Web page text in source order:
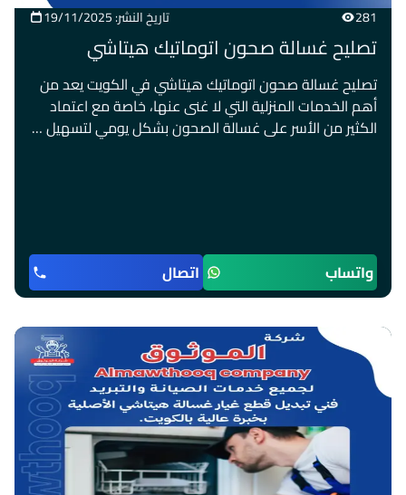
281 تاريخ النشر: 19/11/2025
تصليح غسالة صحون اتوماتيك هيتاشي
تصليح غسالة صحون اتوماتيك هيتاشي في الكويت يعد من
أهم الخدمات المنزلية التي لا غنى عنها، خاصة مع اعتماد
الكثير من الأسر على غسالة الصحون بشكل يومي لتسهيل …
واتساب اتصال